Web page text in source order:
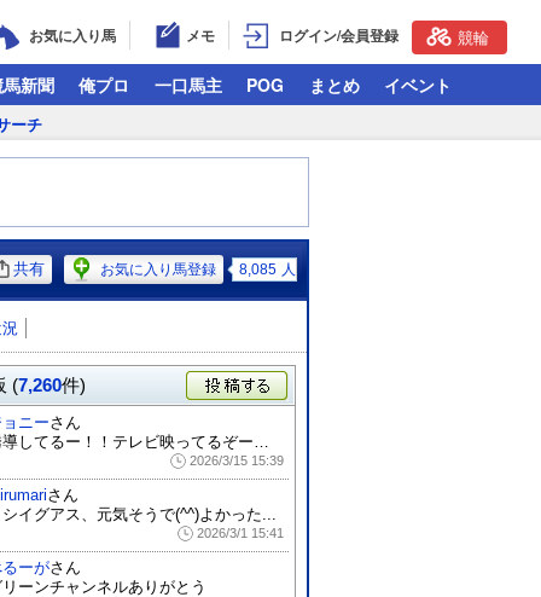
お気に入り馬 メモ ログイン/会員登録 競輪
新聞 俺プロ 一口馬主 POG まとめ イベント
ーチ
共有 お気に入り馬登録 8,085 人
(7,260件)
投稿する
ニーさん
誘導してるー！！テレビ映ってるぞー！！ ...
2026/3/15 15:39
さん
イグアス、元気そうで(^^)よかった...
2026/3/1 15:41
ーがさん
ーンチャンネルありがとう